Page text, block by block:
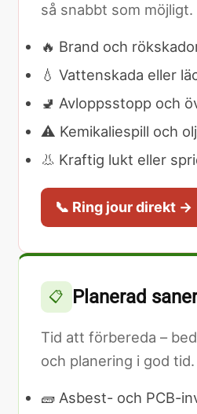
så snabbt som möjligt.
🔥 Brand och
💧 Vattenskada eller
🚽 Avloppsstopp och
⚠️ Kemikaliespill och
👃 Kraftig lukt eller
📞 Ring jour direkt →
📋 Planerad
Tid att förbereda –
och planering i god tid.
🧱 Asbest- och PCB-